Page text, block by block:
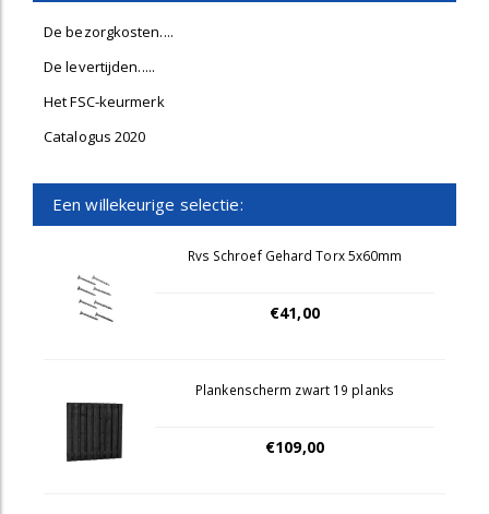
De bezorgkosten....
De levertijden.....
Het FSC-keurmerk
Catalogus 2020
Een willekeurige selectie:
Rvs Schroef Gehard Torx 5x60mm
€41,00
Plankenscherm zwart 19 planks
€109,00